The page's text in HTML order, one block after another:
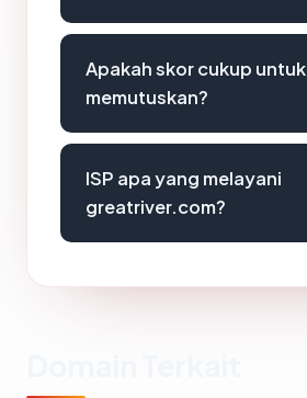
Apakah skor cukup untuk
memutuskan?
ISP apa yang melayani
greatriver.com?